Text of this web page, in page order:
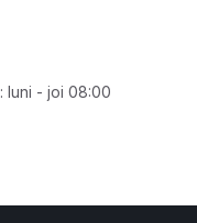
luni - joi 08:00